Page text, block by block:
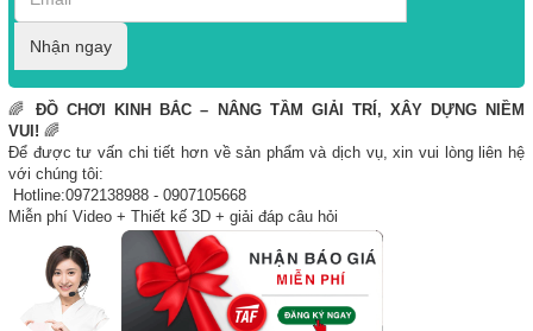
Nhận ngay
🌈ĐỒ CHƠI KINH BẮC – NÂNG TẦM GIẢI TRÍ, XÂY DỰNG NIỀM
VUI! 🌈
Để được tư vấn chi tiết hơn về sản phẩm và dịch vụ, xin vui lòng liên hệ
với chúng tôi:
Hotline:0972138988 - 0907105668
Miễn phí Video + Thiết kế 3D + giải đáp câu hỏi